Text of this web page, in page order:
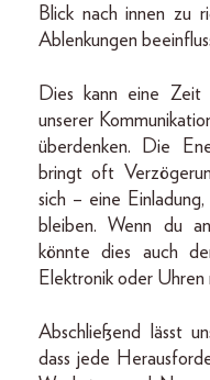
Blick nach innen zu
Ablenkungen
Dies kann eine Zeit
unserer
überdenken. Die
bringt oft
sich – eine
bleiben. Wenn du
könnte dies auch
Elektronik oder Uhren
Abschließend lässt
dass jede